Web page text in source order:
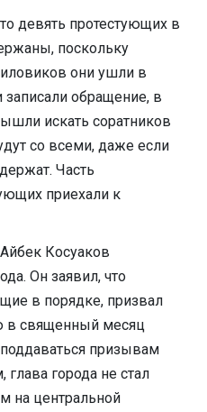
девять протестующих в
поскольку
они ушли в
записали обращение, в
искать соратников
со всеми, даже если
Часть
приехали к
Косуаков
Он заявил, что
в порядке, призвал
в священный месяц
призывам
города не стал
на центральной